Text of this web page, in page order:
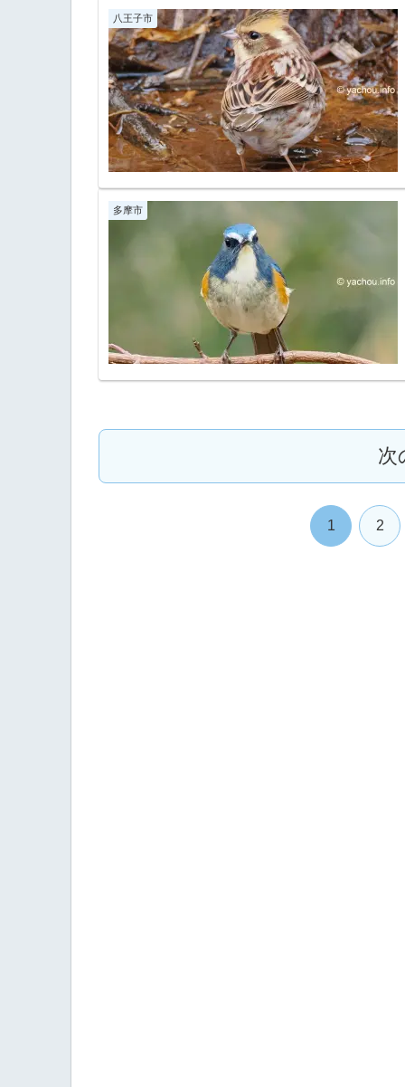
八王子市
多摩市
次
1 2